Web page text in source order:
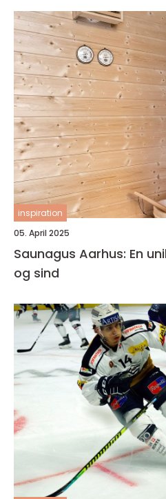
inspiration
05. April 2025
Saunagus Aarhus: En
og sind